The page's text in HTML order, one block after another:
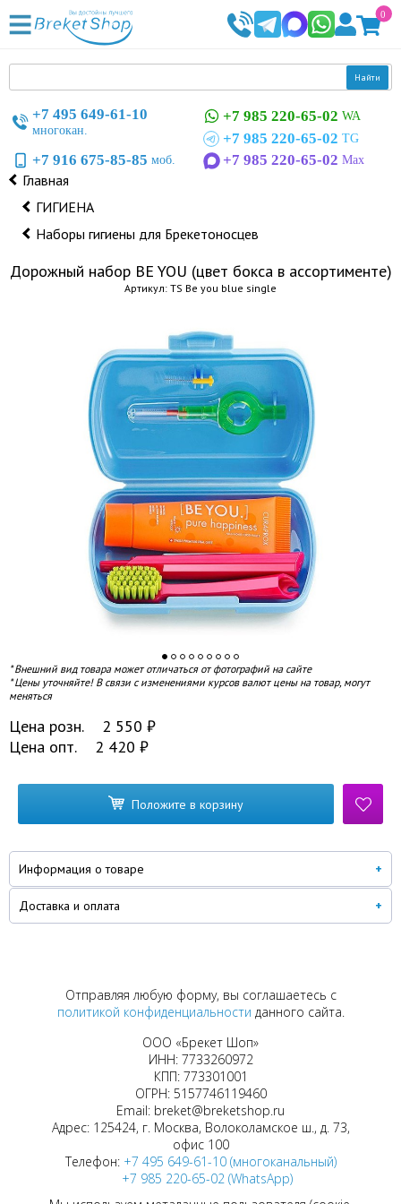
0
Найти
+7 495 649-61-10
многокан.
+7 916 675-85-85 моб.
+7 985 220-65-02 WA
+7 985 220-65-02 TG
+7 985 220-65-02 Max
Главная
ГИГИЕНА
Наборы гигиены для Брекетоносцев
Дорожный набор BE YOU (цвет бокса в ассортименте)
Артикул: TS Be you blue single
* Внешний вид товара может отличаться от фотографий на сайте
* Цены уточняйте! В связи с изменениями курсов валют цены на товар, могут
меняться
Цена розн. 2 550 ₽
Цена опт.
2 420 ₽
Положите в корзину
Информация о товаре
Доставка и оплата
Отправляя любую форму, вы соглашаетесь с
политикой конфиденциальности данного сайта.
ООО «Брекет Шоп»
ИНН: 7733260972
КПП: 773301001
ОГРН: 5157746119460
Email: breket@breketshop.ru
Адрес: 125424, г. Москва, Волоколамское ш., д. 73,
офис 100
Телефон: +7 495 649-61-10 (многоканальный)
+7 985 220-65-02 (WhatsApp)